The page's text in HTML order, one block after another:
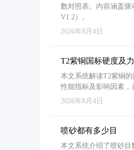
数对照表。内容涵盖
V1.2）。
2026年8月4日
T2紫铜国标硬度及
本文系统解读T2紫铜
性能指标及影响因素，
2026年8月4日
喷砂都有多少目
本文系统介绍了喷砂目